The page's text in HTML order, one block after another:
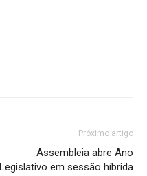
Próximo artigo
Assembleia abre Ano
Legislativo em sessão híbrida